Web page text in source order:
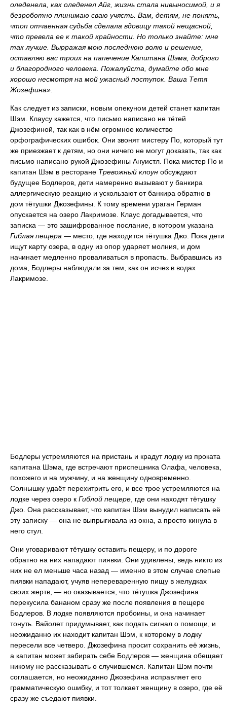
оледенела, как оледенел Айг, жизнь стала нивыносимой, и я
безроботно плинимаю сваю учясть. Вам, детям, не понять,
чтоп отчаенная судьба сделала вдовицу такой нещасной,
что превела ее к такой крайности. Но только знайте: мне
так лучше. Вырражая мою последнюю волю и решение,
оставляю вас троих на папечение Капитана Шэма, доброго
и благородного человека. Пожалуйста, думайте обо мне
хорошо несмотря на мой ужасный поступок. Ваша Тетя
Жозефина».
Как следует из записки, новым опекуном детей станет капитан
Шэм. Клаусу кажется, что письмо написано не тётей
Джозефиной, так как в нём огромное количество
орфографических ошибок. Они звонят мистеру По, который тут
же приезжает к детям, но они ничего не могут доказать, так как
письмо написано рукой Джозефины Ануистл. Пока мистер По и
капитан Шэм в ресторане Тревожный клоун обсуждают
будущее Бодлеров, дети намеренно вызывают у банкира
аллергическую реакцию и ускользают от банкира обратно в
дом тётушки Джозефины. К тому времени ураган Герман
опускается на озеро Лакримозе. Клаус догадывается, что
записка — это зашифрованное послание, в котором указана
Гиблая пещера — место, где находится тётушка Джо. Пока дети
ищут карту озера, в одну из опор ударяет молния, и дом
начинает медленно проваливаться в пропасть. Выбравшись из
дома, Бодлеры наблюдали за тем, как он исчез в водах
Лакримозе.
Бодлеры устремляются на пристань и крадут лодку из проката
капитана Шэма, где встречают приспешника Олафа, человека,
похожего и на мужчину, и на женщину одновременно.
Солнышку удаёт перехитрить его, и все трое устремляются на
лодке через озеро к Гиблой пещере , где они находят тётушку
Джо. Она рассказывает, что капитан Шэм вынудил написать её
эту записку — она не выпрыгивала из окна, а просто кинула в
него стул.
Они уговаривают тётушку оставить пещеру, и по дороге
обратно на них нападают пиявки. Они удивлены, ведь никто из
них не ел меньше часа назад — именно в этом случае слепые
пиявки нападают, учуяв непереваренную пищу в желудках
своих жертв, — но оказывается, что тётушка Джозефина
перекусила бананом сразу же после появления в пещере
Бодлеров. В лодке появляются пробоины, и она начинает
тонуть. Вайолет придумывает, как подать сигнал о помощи, и
неожиданно их находит капитан Шэм, к которому в лодку
пересели все четверо. Джозефина просит сохранить её жизнь,
а капитан может забирать себе Бодлеров — женщина обещает
никому не рассказывать о случившемся. Капитан Шэм почти
соглашается, но неожиданно Джозефина исправляет его
грамматическую ошибку, и тот толкает женщину в озеро, где её
сразу же съедают пиявки.